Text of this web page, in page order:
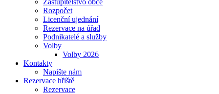
Zastupitelstvo obce
Rozpočet
Licenční ujednání
Rezervace na úřad
Podnikatelé a služby
Volby
Volby 2026
Kontakty
Napište nám
Rezervace hřiště
Rezervace